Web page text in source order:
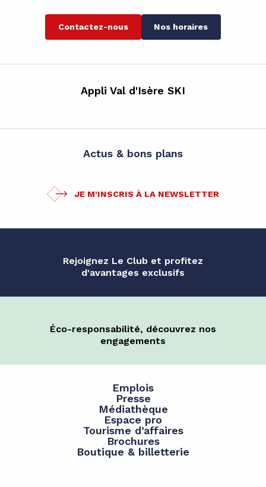
Contactez-nous Nos horaires
Appli Val d'Isère SKI
Actus & bons plans
JE M'INSCRIS À LA NEWSLETTER
Rejoignez Le Club et profitez
d'avantages exclusifs
Éco-responsabilité, découvrez nos
engagements
Emplois
Presse
Médiathèque
Espace pro
Tourisme d’affaires
Brochures
Boutique & billetterie